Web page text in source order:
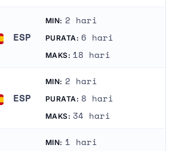
ESP
MIN: 2 hari
PURATA: 6 hari
MAKS: 18 hari
ESP
MIN: 2 hari
PURATA: 8 hari
MAKS: 34 hari
MIN: 1 hari